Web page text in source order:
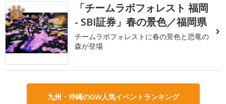
3
「チームラボフォレスト 福岡
- SBI証券」春の景色／福岡県
チームラボフォレストに春の景色と恐竜の
森が登場
九州・沖縄のGW人気イベントランキング